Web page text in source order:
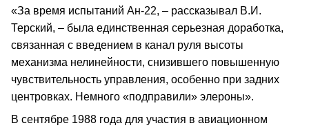
«За время испытаний Ан‑22, – рассказывал В.И.
Терский, – была единственная серьезная доработка,
связанная с введением в канал руля высоты
механизма нелинейности, снизившего повышенную
чувствительность управления, особенно при задних
центровках. Немного «подправили» элероны».
В сентябре 1988 года для участия в авиационном